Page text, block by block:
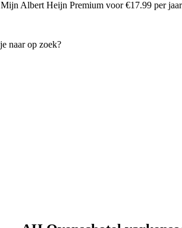
Mijn Albert Heijn Premium voor €17.99 per jaar